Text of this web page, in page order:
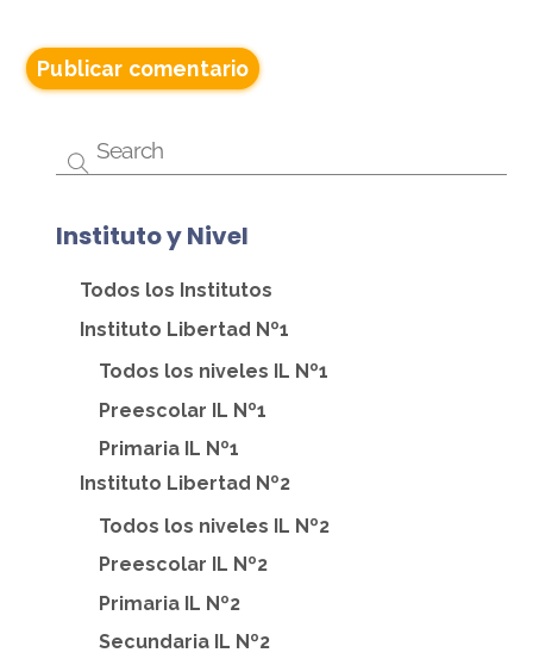
Instituto y Nivel
Todos los Institutos
Instituto Libertad Nº1
Todos los niveles IL Nº1
Preescolar IL Nº1
Primaria IL Nº1
Instituto Libertad Nº2
Todos los niveles IL Nº2
Preescolar IL Nº2
Primaria IL Nº2
Secundaria IL Nº2